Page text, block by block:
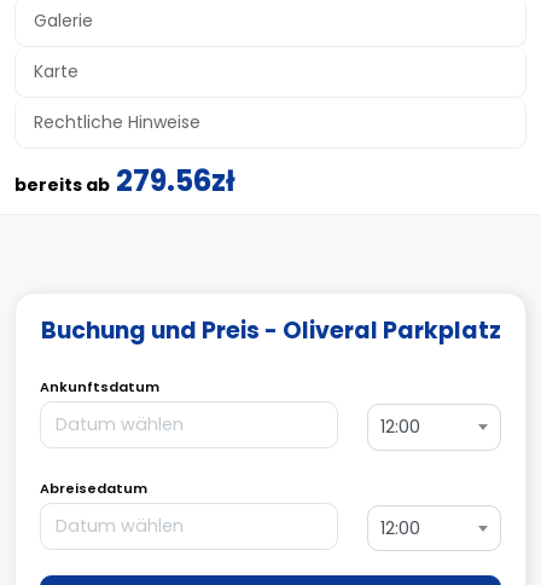
Galerie
Karte
Rechtliche Hinweise
bereits ab 279.56zł
Buchung und Preis - Oliveral Parkplatz
Ankunftsdatum
12:00
Abreisedatum
12:00